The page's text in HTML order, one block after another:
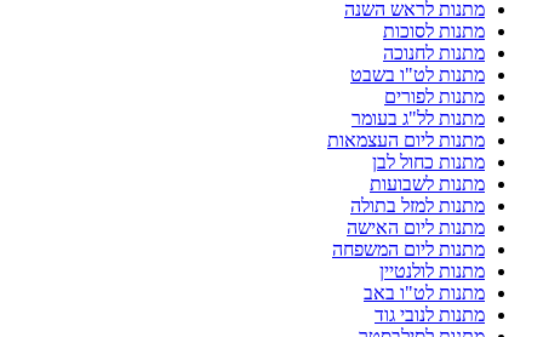
מתנות לראש השנה
מתנות לסוכות
מתנות לחנוכה
מתנות לט"ו בשבט
מתנות לפורים
מתנות לל"ג בעומר
מתנות ליום העצמאות
מתנות כחול לבן
מתנות לשבועות
מתנות למזל בתולה
מתנות ליום האישה
מתנות ליום המשפחה
מתנות לולנטיין
מתנות לט"ו באב
מתנות לנובי גוד